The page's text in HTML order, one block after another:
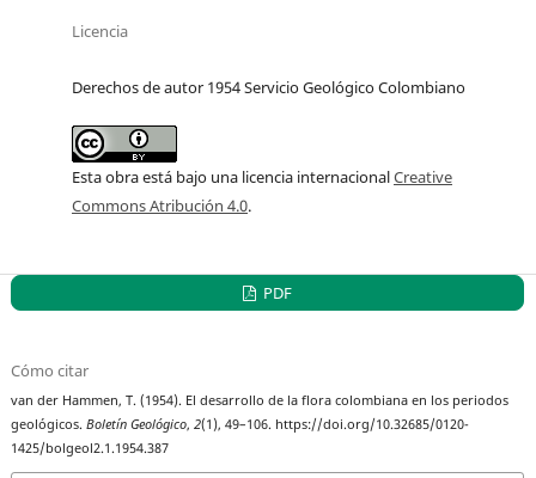
Licencia
Derechos de autor 1954 Servicio Geológico Colombiano
Esta obra está bajo una licencia internacionalCreative
Commons Atribución 4.0.
PDF
Cómo citar
van der Hammen, T. (1954). El desarrollo de la flora colombiana en los periodos
geológicos.Boletín Geológico,2(1), 49–106. https://doi.org/10.32685/0120-
1425/bolgeol2.1.1954.387